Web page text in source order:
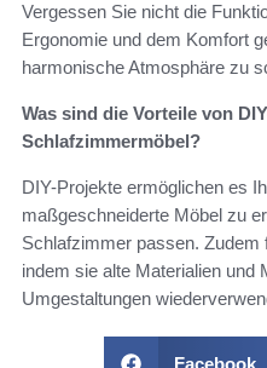
Vergessen Sie nicht die
Ergonomie und dem Komfort
harmonische Atmosphäre zu
Was sind die Vorteile von
Schlafzimmermöbel?
DIY-Projekte ermöglichen es
maßgeschneiderte Möbel zu
Schlafzimmer passen. Zudem
indem sie alte Materialien und
Umgestaltungen
Facebook